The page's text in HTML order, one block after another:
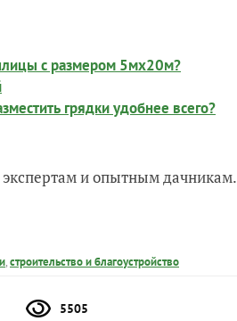
с размером 5мх20м?
грядки удобнее всего?
экспертам и опытным дачникам.
,строительство и благоустройство
5505